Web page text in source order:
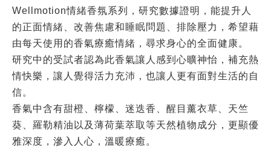
Wellmotion情緒香氛系列，研究數據證明，能提升人
的正面情緒、改善焦慮和睡眠問題、排除壓力，希望藉
由每天使用的香氣療癒情緒，尋求身心的全面健康。
研究中的受試者認為此香氣讓人感到心曠神怡，補充熱
情快樂，讓人覺得活力充沛，也讓人更有面對生活的自
信。
香氣中含有甜橙、檸檬、迷迭香、醒目薰衣草、天竺
葵、羅勒精油以及薄荷葉萃取等天然植物成分，更顯優
雅深度，滲入人心，溫暖療癒。